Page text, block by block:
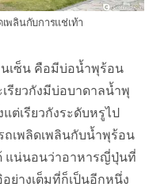
เพลินกับการแช่เท้า
นเซ็น คือมีบ่อน้ำพุร้อน
รียวกังมีบ่อบาดาลน้ำพุ
ต่เรียวกังระดับหรูไป
เพลิดเพลินกับน้ำพุร้อน
แน่นอนว่าอาหารญี่ปุ่นที่
ย่างเต็มที่ก็เป็นอีกหนึ่ง